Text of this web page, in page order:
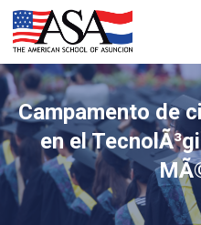
Campamento de
en el